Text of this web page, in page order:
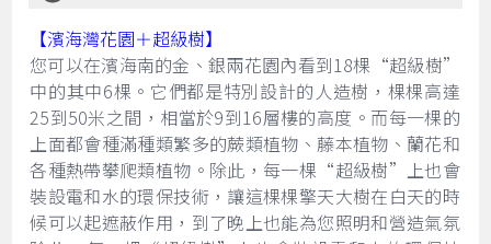
【濱海灣花園＋超級樹】
您可以在濱海南的金、銀兩花園內看到18棵“超級樹”
中的其中6棵。它們都是特別設計的人造樹，棵棵高達
25到50米之間，相當於9到16層樓的高度。而每一棵的
上面都會種滿種類繁多的蕨類植物、藤本植物、蘭花和
各種熱帶攀爬類植物。除此，每一棵“超級樹”上也會
裝設電和水的環保技術，讓這棵棵擎天大樹在白天的時
候可以起遮蔽作用，到了晚上也能為您照明和營造氣氛